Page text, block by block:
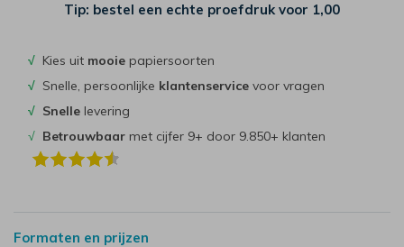
Tip: bestel een echte proefdruk voor 1,00
√ Kies uit mooie papiersoorten
√ Snelle, persoonlijke klantenservice voor vragen
√ Snelle levering
√ Betrouwbaar met cijfer 9+ door 9.850+ klanten
Formaten en prijzen